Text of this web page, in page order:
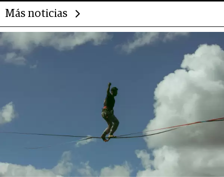
Más noticias